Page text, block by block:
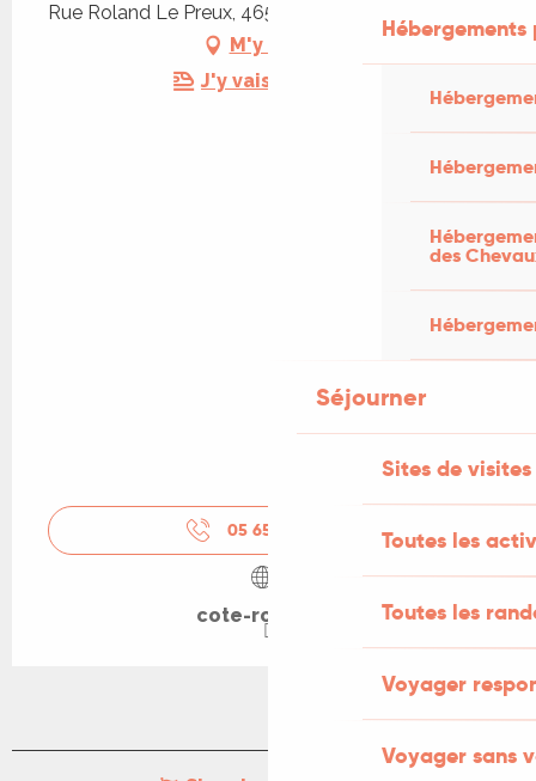
des
Séjourner
Sites de visites
Toutes les
Toutes les
Voyager
Voyager sans
Rue Roland Le Preux, 46500 Rocamadour
M'y rendre
J'y vais en train !
05 65 10 93
cote-rocher.fr